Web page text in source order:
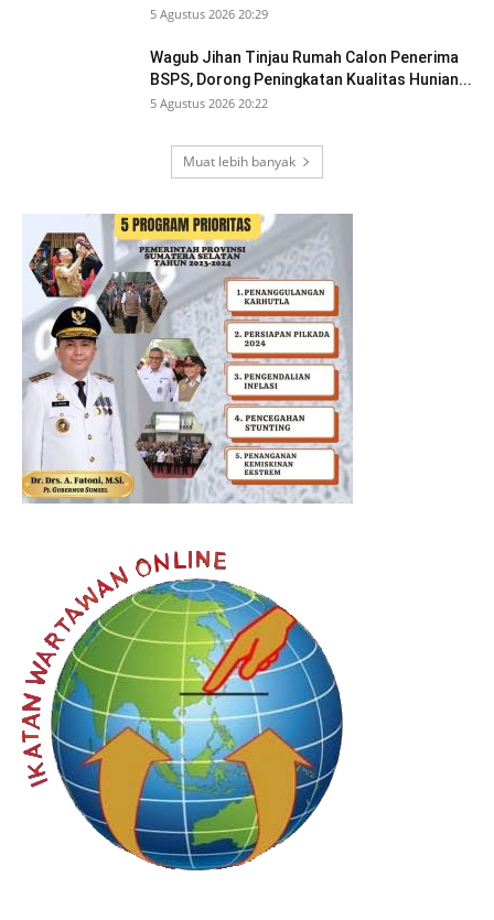
5 Agustus 2026 20:29
Wagub Jihan Tinjau Rumah Calon Penerima
BSPS, Dorong Peningkatan Kualitas Hunian...
5 Agustus 2026 20:22
Muat lebih banyak